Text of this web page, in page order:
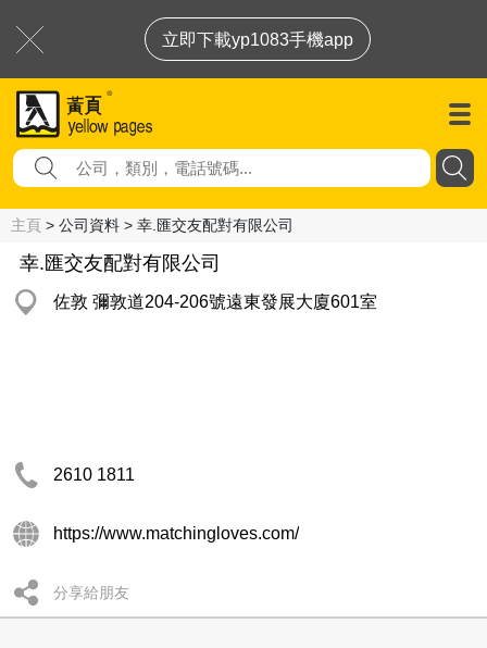
立即下載yp1083手機app
主頁 > 公司資料 > 幸.匯交友配對有限公司
幸.匯交友配對有限公司
佐敦 彌敦道204-206號遠東發展大廈601室
2610 1811
https://www.matchingloves.com/
分享給朋友